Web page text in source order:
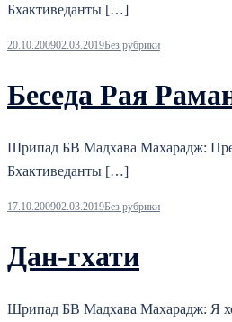
Бхактиведанты […]
20.10.200902.03.2019Без рубрики
Беседа Рая
Шрипад БВ Мадхава Махарадж:
Бхактиведанты […]
17.10.200902.03.2019Без рубрики
Дан-гхати
Шрипад БВ Мадхава Махарадж: Я